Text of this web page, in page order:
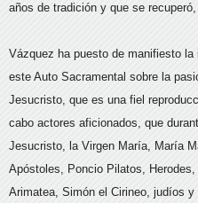
años de tradición y que se
Vázquez ha puesto de manifiesto
este Auto Sacramental sobre la
Jesucristo, que es una fiel
cabo actores aficionados, que
Jesucristo, la Virgen María, María
Apóstoles, Poncio Pilatos,
Arimatea, Simón el Cirineo, judíos